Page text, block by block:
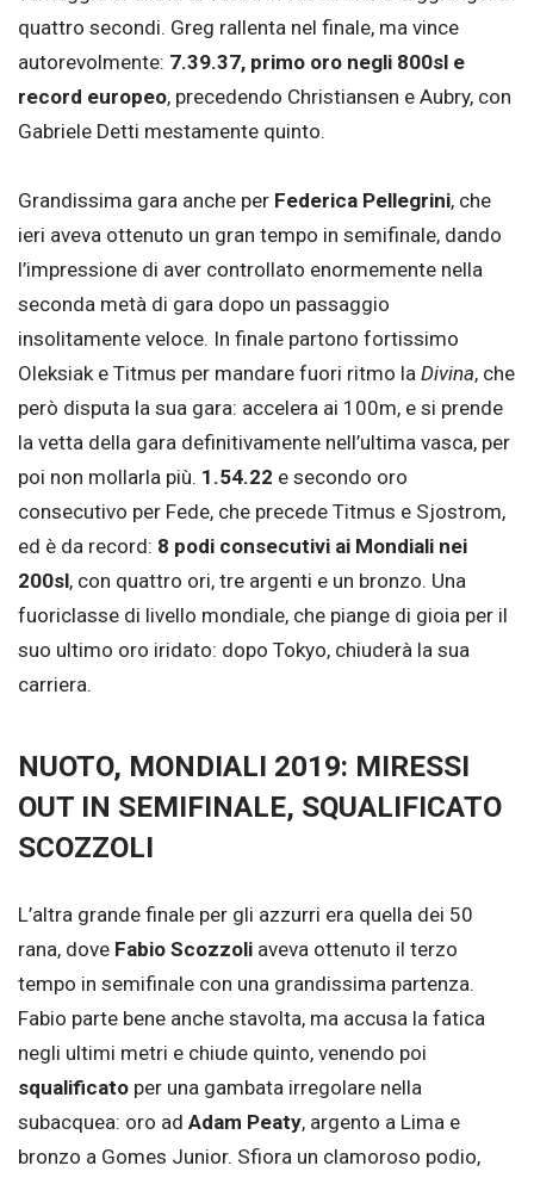
quattro secondi. Greg rallenta nel finale, ma vince
autorevolmente: 7.39.37, primo oro negli 800sl e
record europeo, precedendo Christiansen e Aubry, con
Gabriele Detti mestamente quinto.
Grandissima gara anche per Federica Pellegrini, che
ieri aveva ottenuto un gran tempo in semifinale, dando
l’impressione di aver controllato enormemente nella
seconda metà di gara dopo un passaggio
insolitamente veloce. In finale partono fortissimo
Oleksiak e Titmus per mandare fuori ritmo la Divina, che
però disputa la sua gara: accelera ai 100m, e si prende
la vetta della gara definitivamente nell’ultima vasca, per
poi non mollarla più. 1.54.22 e secondo oro
consecutivo per Fede, che precede Titmus e Sjostrom,
ed è da record: 8 podi consecutivi ai Mondiali nei
200sl, con quattro ori, tre argenti e un bronzo. Una
fuoriclasse di livello mondiale, che piange di gioia per il
suo ultimo oro iridato: dopo Tokyo, chiuderà la sua
carriera.
NUOTO, MONDIALI 2019: MIRESSI
OUT IN SEMIFINALE, SQUALIFICATO
SCOZZOLI
L’altra grande finale per gli azzurri era quella dei 50
rana, dove Fabio Scozzoli aveva ottenuto il terzo
tempo in semifinale con una grandissima partenza.
Fabio parte bene anche stavolta, ma accusa la fatica
negli ultimi metri e chiude quinto, venendo poi
squalificato per una gambata irregolare nella
subacquea: oro ad Adam Peaty, argento a Lima e
bronzo a Gomes Junior. Sfiora un clamoroso podio,